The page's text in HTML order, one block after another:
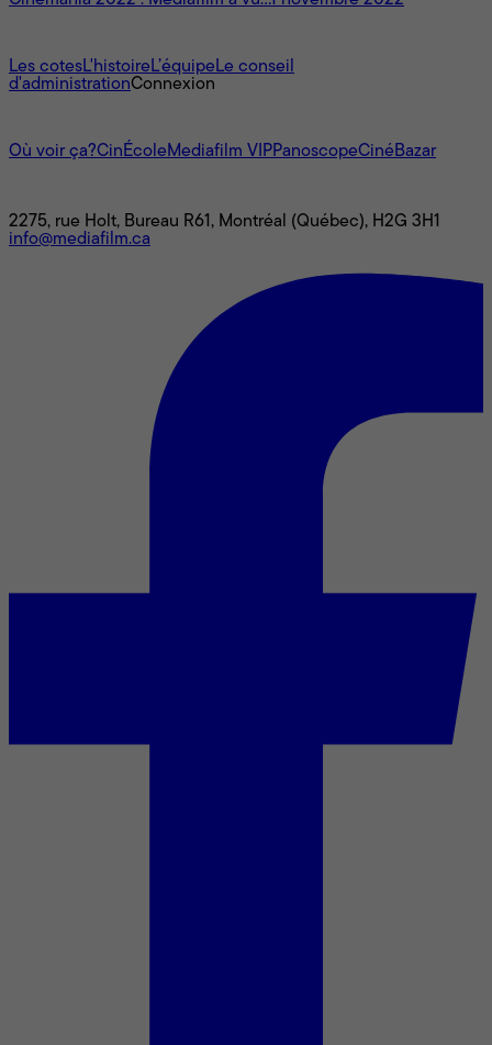
Les cotesL'histoireL’équipeLe conseil
d'administrationConnexion
Où voir ça?CinÉcoleMediafilm VIPPanoscopeCinéBazar
2275, rue Holt, Bureau R61, Montréal (Québec), H2G 3H1
info@mediafilm.ca